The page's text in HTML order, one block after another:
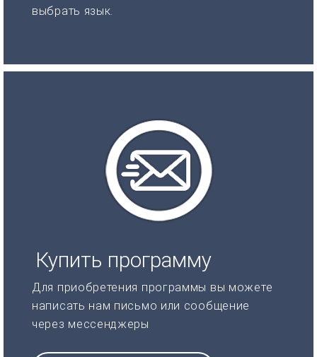
выбрать язык.
Купить программу
Для приобретения программы вы можете
написать нам письмо или сообщение
через мессенджеры